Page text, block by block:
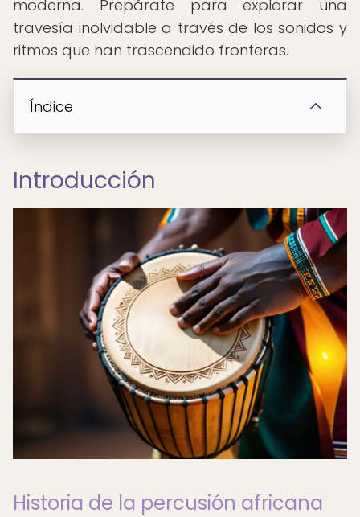
moderna. Prepárate para explorar una
travesía inolvidable a través de los sonidos y
ritmos que han trascendido fronteras.
Índice
Introducción
Historia de la percusión africana